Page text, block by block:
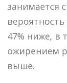
занимается
47% ниже, в
ожирением
выше.